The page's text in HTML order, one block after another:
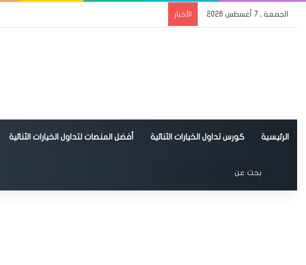
الجمعة , 7 أغسطس 2026 الأخبار
الرئيسية كورس تداول الخيارات الثنائية أفضل المنصات لتداول الخيارات الثنائية
الوضع المظلم
عن